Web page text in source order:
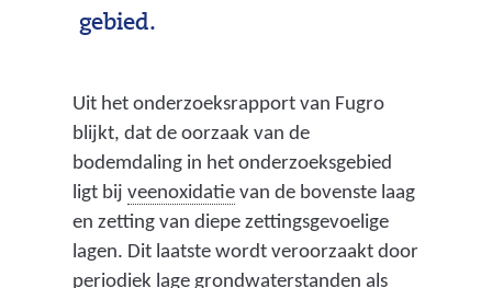
gebied.
Uit het onderzoeksrapport van Fugro
blijkt, dat de oorzaak van de
bodemdaling in het onderzoeksgebied
ligt bij veenoxidatie(
h
e
t
van de bovenste laag
en zetting van diepe zettingsgevoelige
lagen. Dit laatste wordt veroorzaakt door
periodiek lage grondwaterstanden als